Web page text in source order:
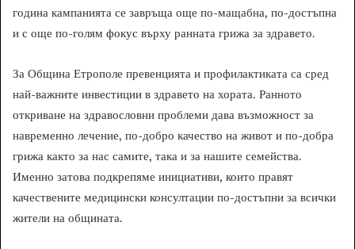
година кампанията се завръща още по-мащабна, по-достъпна
и с още по-голям фокус върху ранната грижа за здравето.
За Община Етрополе превенцията и профилактиката са сред
най-важните инвестиции в здравето на хората. Ранното
откриване на здравословни проблеми дава възможност за
навременно лечение, по-добро качество на живот и по-добра
грижа както за нас самите, така и за нашите семейства.
Именно затова подкрепяме инициативи, които правят
качествените медицински консултации по-достъпни за всички
жители на общината.